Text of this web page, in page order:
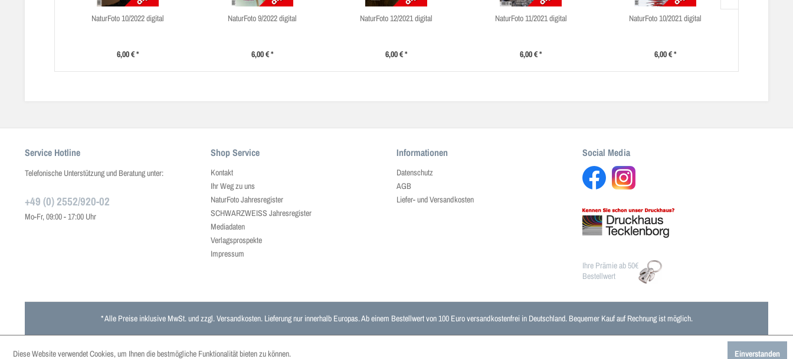
NaturFoto 10/2022 digital
6,00 € *
NaturFoto 9/2022 digital
6,00 € *
NaturFoto 12/2021 digital
6,00 € *
NaturFoto 11/2021 digital
6,00 € *
NaturFoto 10/2021 digital
6,00 € *
Service Hotline
Telefonische Unterstützung und Beratung unter:
+49 (0) 2552/920-02
Mo-Fr, 09:00 - 17:00 Uhr
Shop Service
Kontakt
Ihr Weg zu uns
NaturFoto Jahresregister
SCHWARZWEISS Jahresregister
Mediadaten
Verlagsprospekte
Impressum
Informationen
Datenschutz
AGB
Liefer- und Versandkosten
Social Media
Ihre Prämie ab 50€
Bestellwert
* Alle Preise inklusive MwSt. und zzgl.Versandkosten. Lieferung nur innerhalb Europas. Ab einem Bestellwert von 100 Euro versandkostenfrei in Deutschland. Bequemer Kauf auf Rechnung ist möglich.
Diese Website verwendet Cookies, um Ihnen die bestmögliche Funktionalität bieten zu können. Einverstanden